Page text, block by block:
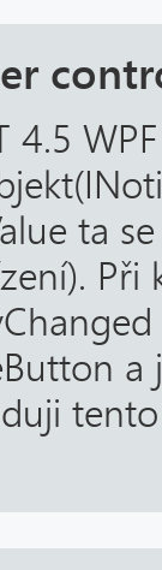
4.5
ta
Při
a